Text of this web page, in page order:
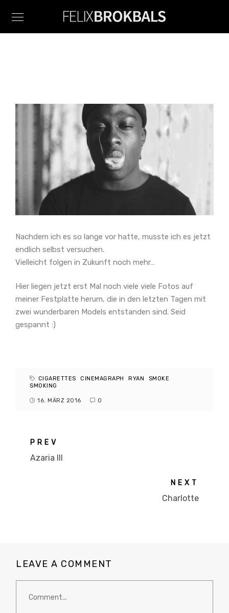
Nachdem ich es so lange vor hatte, musste ich es jetzt
endlich selbst versuchen.
Vielleicht folgen in Zukunft noch mehr…
Hier liegen jetzt erst Mal noch viele viele Fotos auf
meiner Festplatte herum, die in den letzten Tagen mit
zwei wunderbaren Models entstanden sind. Seid
gespannt :)
CIGARETTES CINEMAGRAPH RYAN
SMOKE
SMOKING
16. MÄRZ 2016 0
PREV
Azaria III
NEXT
Charlotte
LEAVE A COMMENT